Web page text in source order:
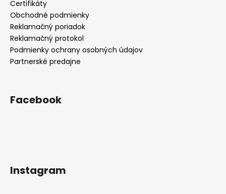
Certifikáty
Obchodné podmienky
Reklamačný poriadok
Reklamačný protokol
Podmienky ochrany osobných údajov
Partnerské predajne
Facebook
Instagram